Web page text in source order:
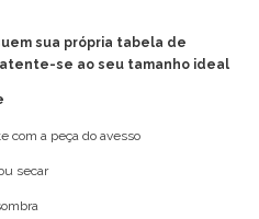
sua própria tabela de
se ao seu tamanho ideal
com a peça do avesso
secar